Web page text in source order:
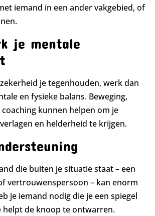
iemand in een ander vakgebied, of
je mentale
je tegenhouden, werk dan
en fysieke balans. Beweging,
kunnen helpen om je
en helderheid te krijgen.
die buiten je situatie staat – een
vertrouwenspersoon – kan enorm
je iemand nodig die je een spiegel
helpt de knoop te ontwarren.